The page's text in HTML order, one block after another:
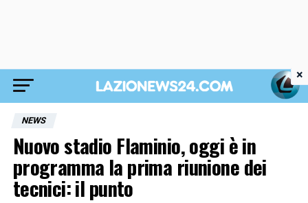
NEWS
Nuovo stadio Flaminio, oggi è in
programma la prima riunione dei
tecnici: il punto
×